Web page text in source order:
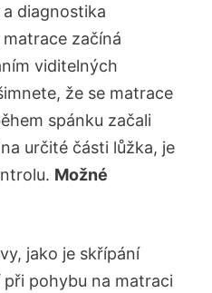
diagnostika
začíná
viditelných
že se matrace
spánku začali⁤
⁣určité​ části lůžka, je
Možné
jako je skřípání
pohybu na⁢ matraci